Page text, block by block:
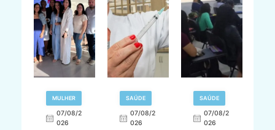
MULHER
07/08/2
026
SAÚDE
07/08/2
026
SAÚDE
07/08/2
026